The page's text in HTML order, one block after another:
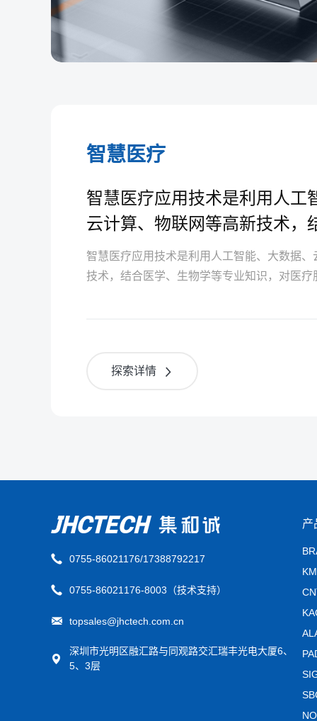
智慧医疗
智慧医疗应用技术是利用人工
云计算、物联网等高新技术，
学等专业知识
智慧医疗应用技术是利用人工智能、大数据
技术，结合医学、生物学等专业知识，对医
探索详情
0755-86021176/17388792217
0755-86021176-8003（技术支持）
topsales@jhctech.com.cn
深圳市光明区融汇路与同观路交汇瑞丰光电大厦6、
5、3层
产